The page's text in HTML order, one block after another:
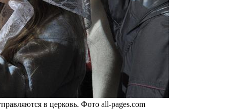
в церковь. Фото all-pages.com